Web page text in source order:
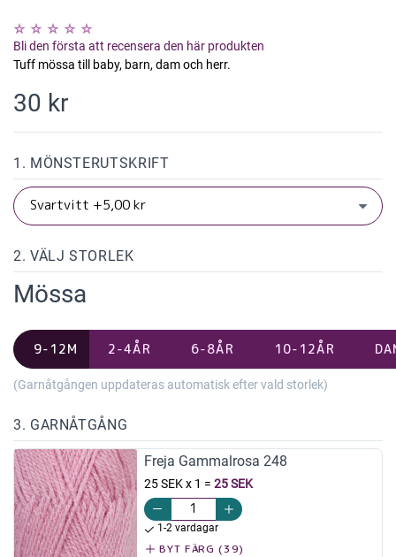
Bli den första att recensera den här produkten
Tuff mössa till baby, barn, dam och herr.
30 kr
1. MÖNSTERUTSKRIFT
2. VÄLJ STORLEK
Mössa
9-12M 2-4ÅR 6-8ÅR 10-12ÅR
(Garnåtgången uppdateras automatisk efter vald storlek)
3. GARNÅTGÅNG
Freja Gammalrosa 248
25 SEK x 1 = 25 SEK
1-2 vardagar
BYT FÄRG (39)